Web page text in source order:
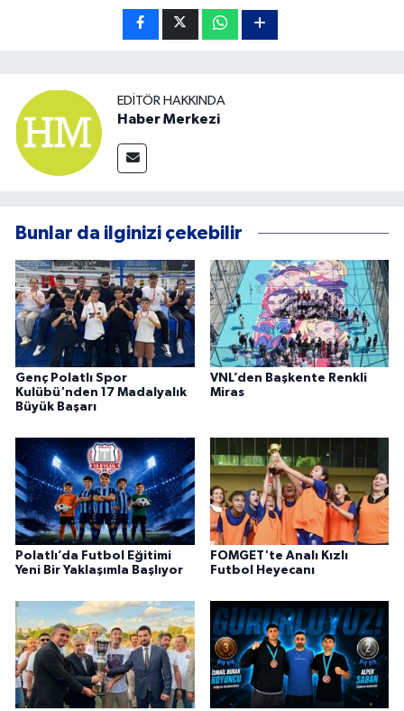
EDITÖR HAKKINDA
Haber Merkezi
Bunlar da ilginizi çekebilir
Genç Polatlı Spor
Kulübü'nden 17 Madalyalık
Büyük Başarı
VNL’den Başkente Renkli
Miras
Polatlı’da Futbol Eğitimi
Yeni Bir Yaklaşımla Başlıyor
FOMGET'te Analı Kızlı
Futbol Heyecanı